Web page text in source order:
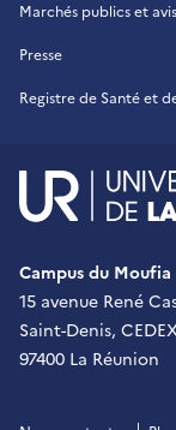
Marchés publics et
Presse
Registre de Santé et
Campus du Moufia
15 avenue René
Saint-Denis,
97400 La Réunion